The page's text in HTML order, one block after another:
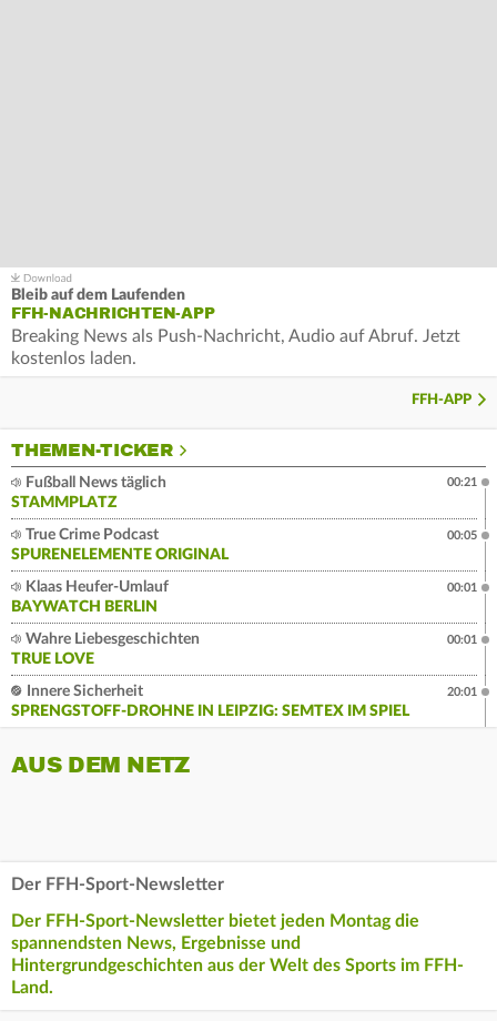
Bleib auf dem Laufenden
FFH-NACHRICHTEN-APP
Breaking News als Push-Nachricht, Audio auf Abruf. Jetzt
kostenlos laden.
FFH-APP
THEMEN-TICKER
Fußball News täglich
STAMMPLATZ
00:21
True Crime Podcast
SPURENELEMENTE ORIGINAL
00:05
Klaas Heufer-Umlauf
BAYWATCH BERLIN
00:01
Wahre Liebesgeschichten
TRUE LOVE
00:01
Innere Sicherheit
SPRENGSTOFF-DROHNE IN LEIPZIG: SEMTEX IM SPIEL
20:01
AUS DEM NETZ
Der FFH-Sport-Newsletter
Der FFH-Sport-Newsletter bietet jeden Montag die
spannendsten News, Ergebnisse und
Hintergrundgeschichten aus der Welt des Sports im FFH-
Land.